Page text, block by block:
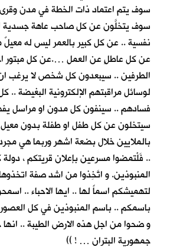
سوف يتم اعتماد ذات الخطة في مدن
سوف يتخلَّون عن كل صاحب عاهة جسدية
نفسية .. عن كل كبير بالعمر ليس له
عن كل عاطلٍ عن العمل ….عن كل مبتور
الطرفين .. سيبعدون كل شخص لا يرغب
لوسائل مراقبتهم الإلكترونية البغيضة ..
فسادهم .. سينفون كل مدون او مراسل
سيتخلون عن كل طفل او طفلة بدون
بالملايين خلال بضعة اشهر وربما هي
.. فَلْتمضوا مسرعين بإعلان قريتكم ، دولة
المنبوذين. و اتَّخِذوا من اشد صفة
لتهميشكم اسماً لها .. ايها الاحباء ..
باسمكم .. باسم المنبوذين في كل
و ضحوا من اجل هذه الارض الطيبة ..
جمهورية البتران … ! ))